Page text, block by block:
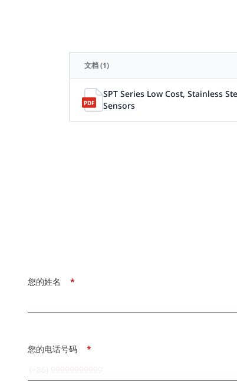
文档(1)
SPT Series Low Cost, Stainless
Sensors
*
您的姓名
*
您的电话号码